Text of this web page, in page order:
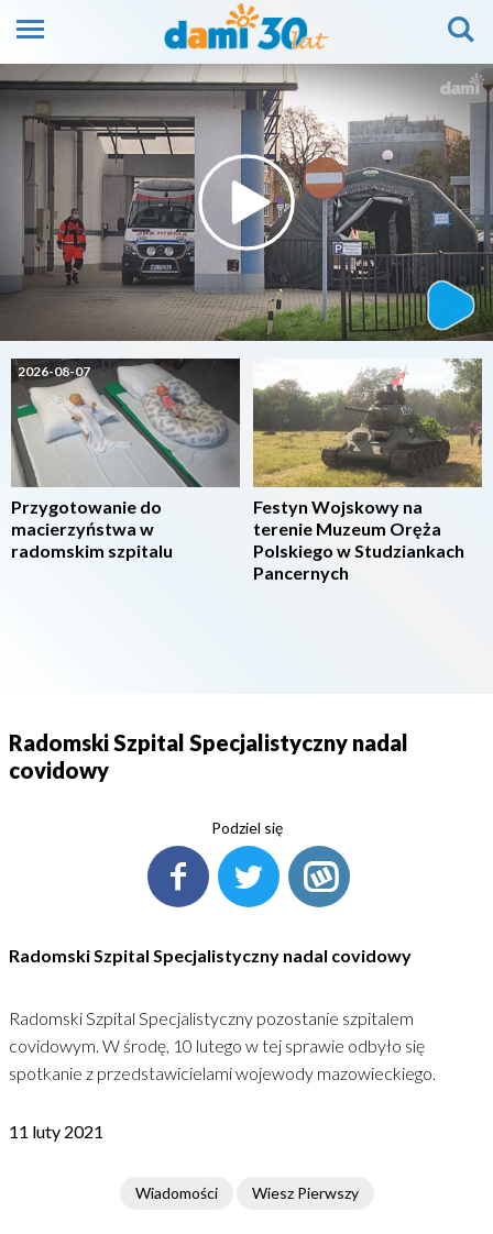
2026-08-07
Przygotowanie do
macierzyństwa w
radomskim szpitalu
Festyn Wojskowy na
terenie Muzeum Oręża
Polskiego w Studziankach
Pancernych
Radomski Szpital Specjalistyczny nadal
covidowy
Podziel się
Radomski Szpital Specjalistyczny nadal covidowy
Radomski Szpital Specjalistyczny pozostanie szpitalem
covidowym. W środę, 10 lutego w tej sprawie odbyło się
spotkanie z przedstawicielami wojewody mazowieckiego.
11 luty 2021
Wiadomości Wiesz Pierwszy